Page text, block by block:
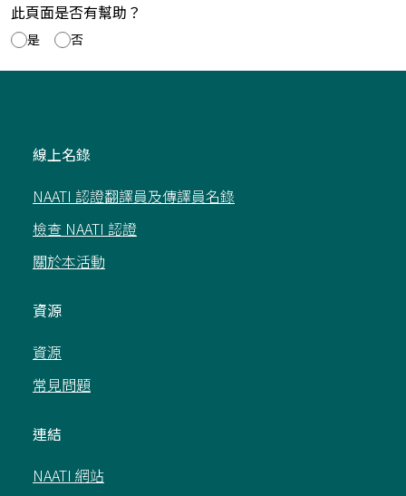
此頁面是否有幫助？
是 否
線上名錄
NAATI 認證翻譯員及傳譯員名錄
檢查 NAATI 認證
關於本活動
資源
資源
常見問題
連結
NAATI 網站